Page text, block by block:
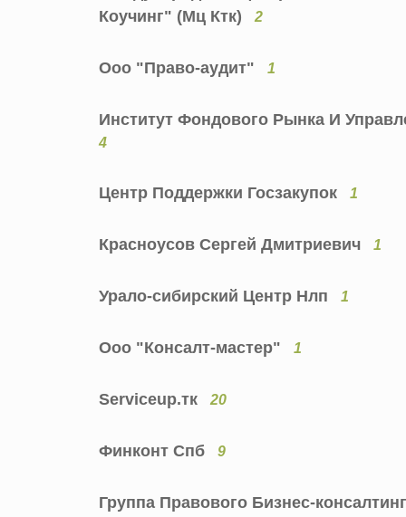
Коучинг" (Мц Ктк)
2
Ооо "Право-аудит" 1
Институт Фондового Рынка И
4
Центр Поддержки Госзакупок 1
Красноусов Сергей Дмитриевич 1
Урало-сибирский Центр Нлп 1
Ооо "Консалт-мастер" 1
Serviceup.тк 20
Финконт Спб 9
Группа Правового Бизнес-